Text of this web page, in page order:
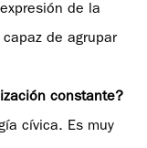
de la
de agrupar
constante?
cívica. Es muy